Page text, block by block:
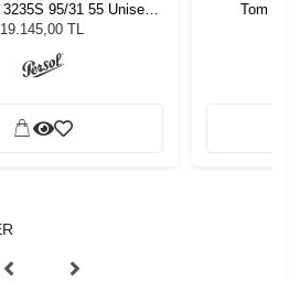
95/31 55 Unisex
Güneş Gözlüğü
19.145,00 TL
Tom